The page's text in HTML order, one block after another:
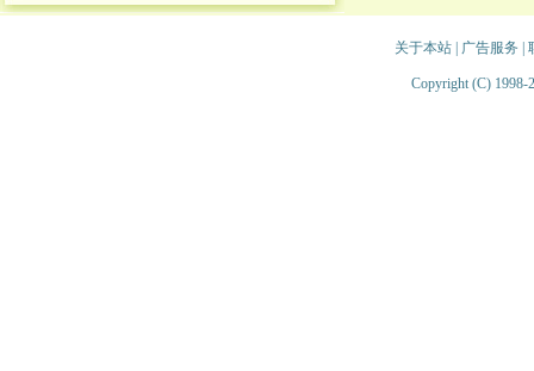
关于本站| 广告服务
Copyright (C) 1998-